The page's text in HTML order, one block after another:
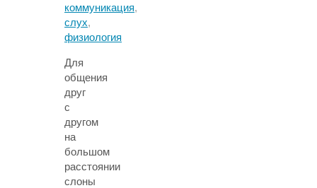
коммуникация,
слух,
физиология
Для
общения
друг
с
другом
на
большом
расстоянии
слоны